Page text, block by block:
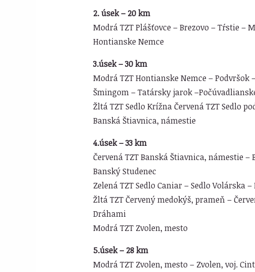
2. úsek – 20 km
Modrá TZT Plášťovce – Brezovo – Tŕstie –
Hontianske Nemce
3.úsek – 30 km
Modrá TZT Hontianske Nemce – Podvršok
Šmingom – Tatársky jarok
Žltá TZT Sedlo Krížna Červená TZT Sedlo
Banská Štiavnica, námestie
4.úsek – 33 km
Červená TZT Banská Štiavnica, námestie
Banský Studenec
Zelená TZT Sedlo Caniar – Sedlo Volárska
Žltá TZT Červený medokýš, prameň –
Dráhami
Modrá TZT Zvolen, mesto
5.úsek – 28 km
Modrá TZT Zvolen, mesto – Zvolen, voj.